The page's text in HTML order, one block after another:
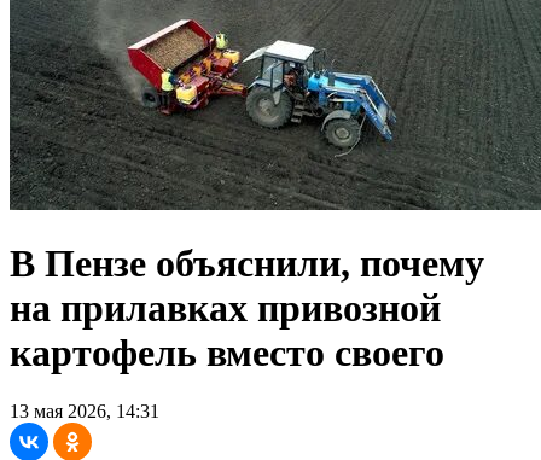
В Пензе объяснили, почему
на прилавках привозной
картофель вместо своего
13 мая 2026, 14:31